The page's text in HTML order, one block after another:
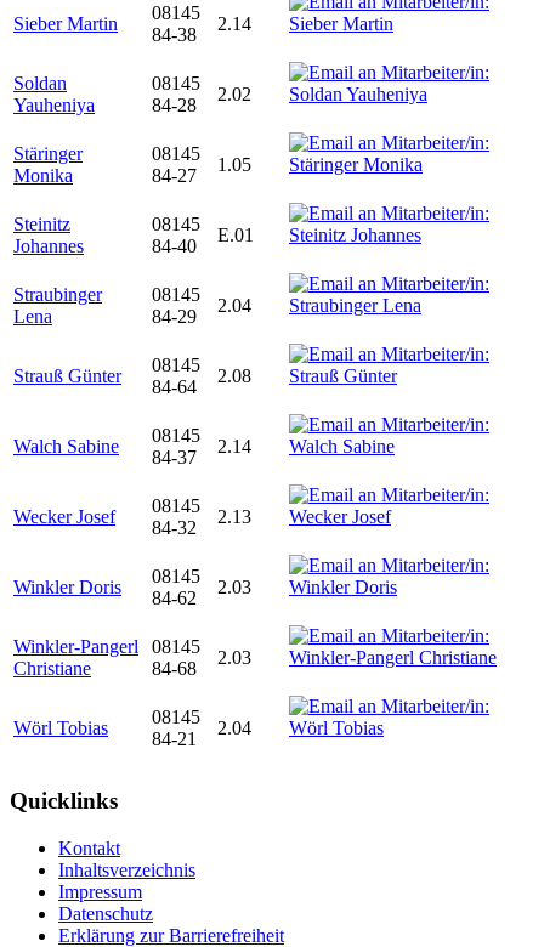
Sieber Martin
08145
84-38
2.14
Soldan
Yauheniya
08145
84-28
2.02
Stäringer
Monika
08145
84-27
1.05
Steinitz
Johannes
08145
84-40
E.01
Straubinger
Lena
08145
84-29
2.04
Strauß Günter
08145
84-64
2.08
Walch Sabine
08145
84-37
2.14
Wecker Josef
08145
84-32
2.13
Winkler Doris
08145
84-62
2.03
Winkler-Pangerl
Christiane
08145
84-68
2.03
Wörl Tobias
08145
84-21
2.04
Quicklinks
Kontakt
Inhaltsverzeichnis
Impressum
Datenschutz
Erklärung zur Barrierefreiheit